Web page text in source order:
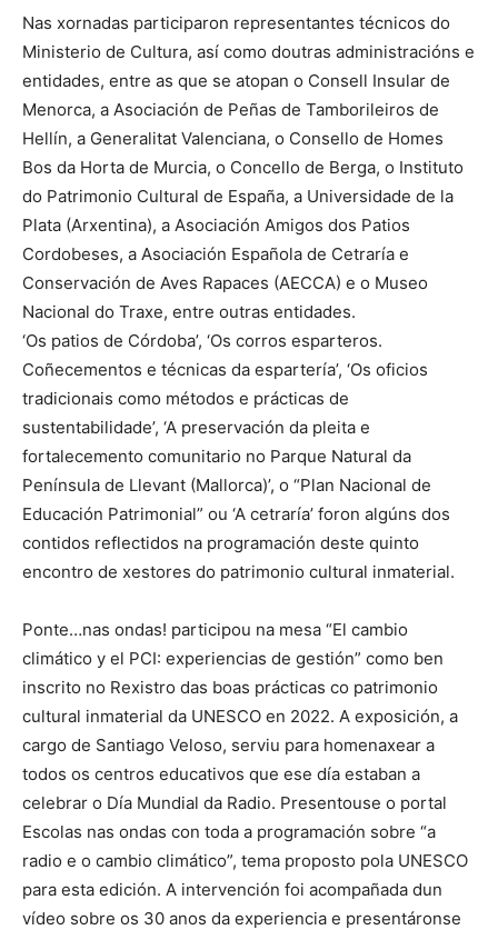
Nas xornadas participaron representantes técnicos do
Ministerio de Cultura, así como doutras administracións e
entidades, entre as que se atopan o Consell Insular de
Menorca, a Asociación de Peñas de Tamborileiros de
Hellín, a Generalitat Valenciana, o Consello de Homes
Bos da Horta de Murcia, o Concello de Berga, o Instituto
do Patrimonio Cultural de España, a Universidade de la
Plata (Arxentina), a Asociación Amigos dos Patios
Cordobeses, a Asociación Española de Cetraría e
Conservación de Aves Rapaces (AECCA) e o Museo
Nacional do Traxe, entre outras entidades.
‘Os patios de Córdoba’, ‘Os corros esparteros.
Coñecementos e técnicas da espartería’, ‘Os oficios
tradicionais como métodos e prácticas de
sustentabilidade’, ‘A preservación da pleita e
fortalecemento comunitario no Parque Natural da
Península de Llevant (Mallorca)’, o “Plan Nacional de
Educación Patrimonial” ou ‘A cetraría’ foron algúns dos
contidos reflectidos na programación deste quinto
encontro de xestores do patrimonio cultural inmaterial.
Ponte…nas ondas! participou na mesa “El cambio
climático y el PCI: experiencias de gestión” como ben
inscrito no Rexistro das boas prácticas co patrimonio
cultural inmaterial da UNESCO en 2022. A exposición, a
cargo de Santiago Veloso, serviu para homenaxear a
todos os centros educativos que ese día estaban a
celebrar o Día Mundial da Radio. Presentouse o portal
Escolas nas ondas con toda a programación sobre “a
radio e o cambio climático”, tema proposto pola UNESCO
para esta edición. A intervención foi acompañada dun
vídeo sobre os 30 anos da experiencia e presentáronse